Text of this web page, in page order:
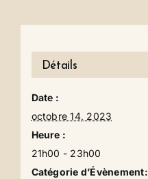
Détails
Date :
octobre 14, 2023
Heure :
21h00 - 23h00
Catégorie d’Évènement: